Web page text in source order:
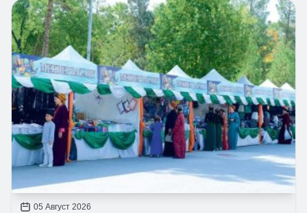
05 Август 2026